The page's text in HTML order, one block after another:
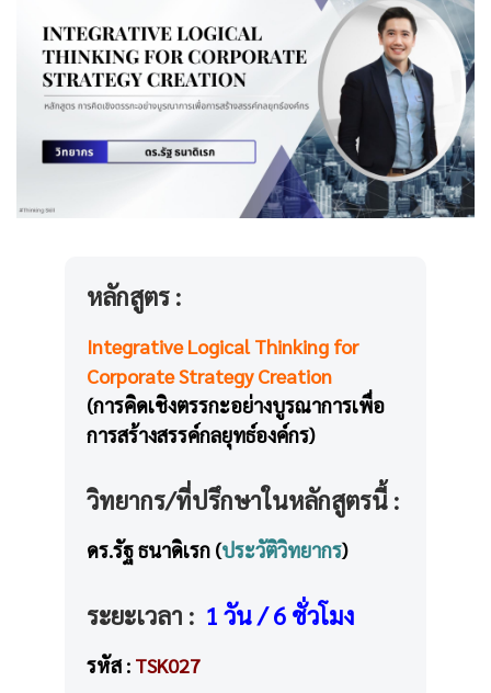
หลักสูตร :
Integrative Logical Thinking for
Corporate Strategy Creation
(การคิดเชิงตรรกะอย่างบูรณาการเพื่อ
การสร้างสรรค์กลยุทธ์องค์กร)
วิทยากร/ที่ปรึกษาในหลักสูตรนี้ :
ดร.รัฐ ธนาดิเรก (ประวัติวิทยากร)
ระยะเวลา : 1 วัน / 6 ชั่วโมง
รหัส : TSK027